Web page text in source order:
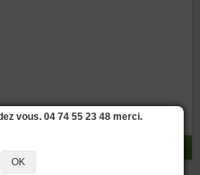
vous. 04 74 55 23 48 merci.
OK